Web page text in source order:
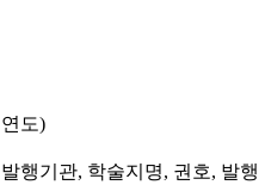
도)
행기관, 학술지명, 권호, 발행